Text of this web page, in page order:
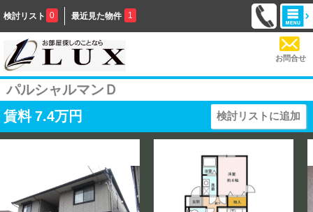
検討リスト 0 最近見た物件 1
お問合せ
パルシャルマンＤ
賃料 7.4万円 検討リストに追加